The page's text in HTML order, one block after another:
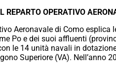
REPARTO OPERATIVO
Aeronavale di Como
Po e dei suoi affluenti
le 14 unità navali in
Superiore (VA). Nell’anno